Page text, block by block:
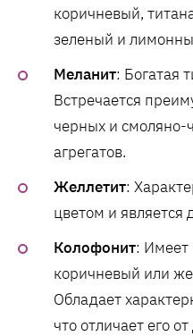
коричневый,
зеленый и
Меланит: Богатая
Встречается
черных и смоляно-
агрегатов.
Желлетит:
цветом и
Колофонит: Имеет
коричневый или
Обладает
что отличает его